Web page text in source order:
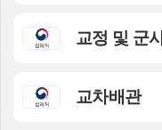
교정 및 군
교차배관